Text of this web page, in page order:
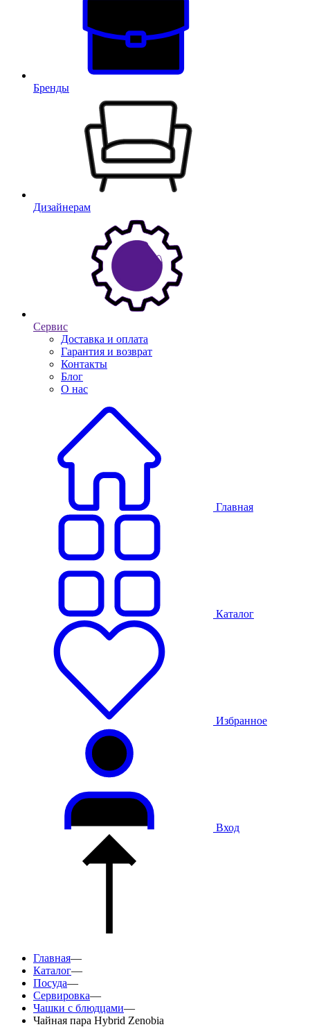
Бренды
Дизайнерам
Сервис
Доставка и оплата
Гарантия и возврат
Контакты
Блог
О нас
Главная
Каталог
Избранное
Вход
Главная—
Каталог—
Посуда—
Сервировка—
Чашки с блюдцами—
Чайная пара Hybrid Zenobia